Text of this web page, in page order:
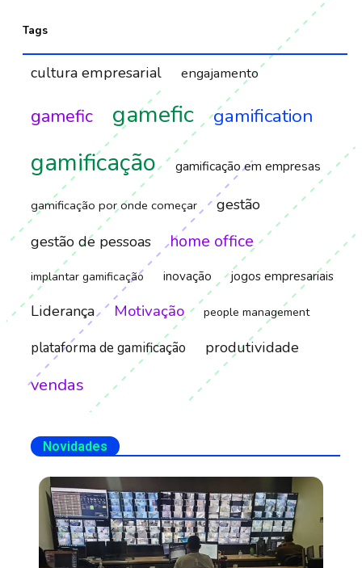
Tags
cultura empresarial engajamento
gamefic gamefic gamification
gamificação gamificação em empresas
gamificação por onde começar
gestão
gestão de pessoas
home office
implantar gamificação inovação jogos empresariais
Liderança Motivação people management
plataforma de gamificação produtividade
vendas
Novidades